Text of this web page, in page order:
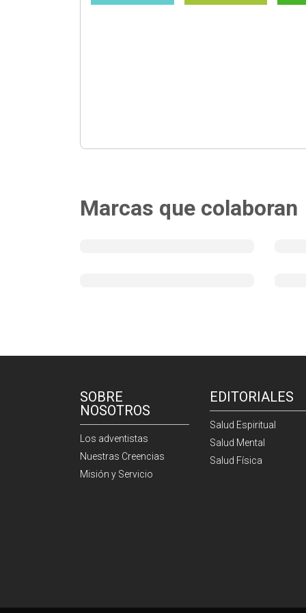
Marcas que colaboran
SOBRE
NOSOTROS
Los adventistas
Nuestras Creencias
Misión y Servicio
EDITORIALES
Salud Espiritual
Salud Mental
Salud Física